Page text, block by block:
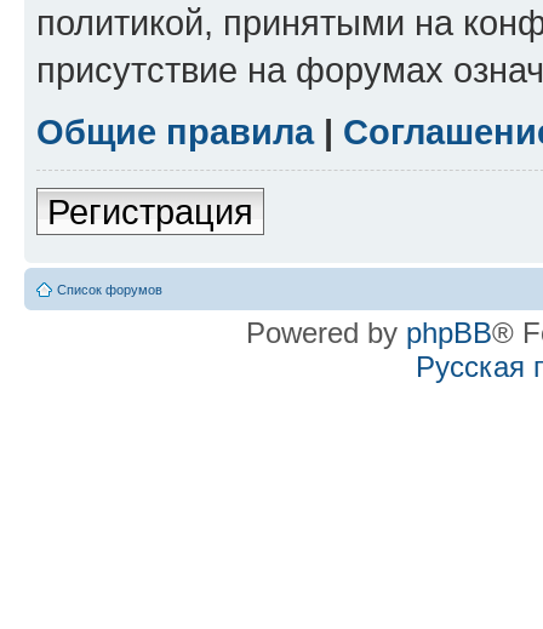
политикой, принятыми на
присутствие на форумах
Общие правила|
Регистрация
Список форумов
Powered by phpBB®
Русская